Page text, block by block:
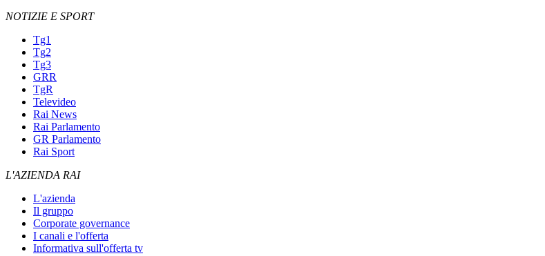
NOTIZIE E SPORT
Tg1
Tg2
Tg3
GRR
TgR
Televideo
Rai News
Rai Parlamento
GR Parlamento
Rai Sport
L'AZIENDA RAI
L'azienda
Il gruppo
Corporate governance
I canali e l'offerta
Informativa sull'offerta tv